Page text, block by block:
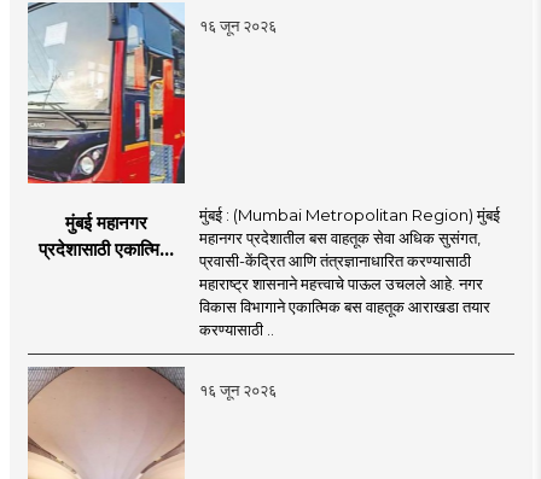
नितेश राणे
१६ जून २०२६
मुंबई महानगर
प्रदेशासाठी एकात्मिक
मुंबई : (Mumbai Metropolitan Region) मुंबई
महानगर प्रदेशातील बस वाहतूक सेवा अधिक सुसंगत,
प्रवासी-केंद्रित आणि तंत्रज्ञानाधारित करण्यासाठी
महाराष्ट्र शासनाने महत्त्वाचे पाऊल उचलले आहे. नगर
विकास विभागाने एकात्मिक बस वाहतूक आराखडा तयार
करण्यासाठी ..
१६ जून २०२६